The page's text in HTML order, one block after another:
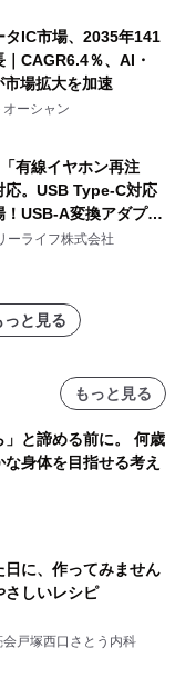
タIC市場、2035年141
CAGR6.4％、AI・
場拡大を加速
ーシャン
有線イヤホン再注
応。USB Type-C対応
！USB-A変換アダプタ
らパソコンまで幅広
ーライフ株式会社
と見る
もっと見る
」と諦める前に。 何歳
身体を目指せる考え
日に、作ってみません
さしいレシピ
戸塚西口さとう内科